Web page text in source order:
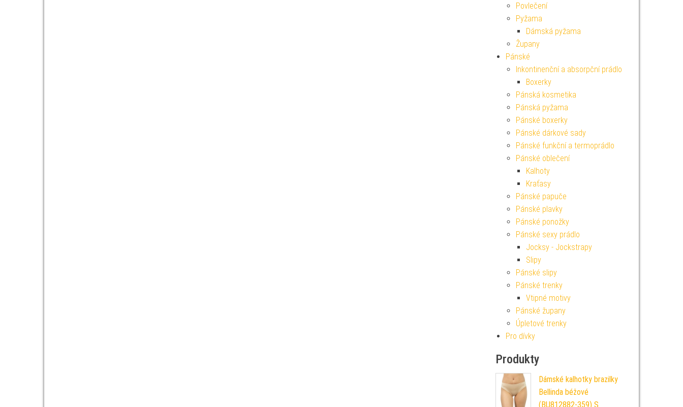
Povlečení
Pyžama
Dámská pyžama
Župany
Pánské
Inkontinenční a absorpční prádlo
Boxerky
Pánská kosmetika
Pánská pyžama
Pánské boxerky
Pánské dárkové sady
Pánské funkční a termoprádlo
Pánské oblečení
Kalhoty
Kraťasy
Pánské papuče
Pánské plavky
Pánské ponožky
Pánské sexy prádlo
Jocksy - Jockstrapy
Slipy
Pánské slipy
Pánské trenky
Vtipné motivy
Pánské župany
Úpletové trenky
Pro dívky
Produkty
Dámské kalhotky brazilky
Bellinda béžové
(BU812882-359) S